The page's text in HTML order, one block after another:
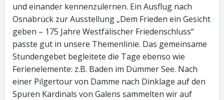
und einander kennenzulernen. Ein Ausflug nach
Osnabrück zur Ausstellung „Dem Frieden ein Gesicht
geben – 175 Jahre Westfälischer Friedenschluss“
passte gut in unsere Themenlinie. Das gemeinsame
Stundengebet begleitete die Tage ebenso wie
Ferienelemente: z.B. Baden im Dümmer See. Nach
einer Pilgertour von Damme nach Dinklage auf den
Spuren Kardinals von Galens sammelten wir auf